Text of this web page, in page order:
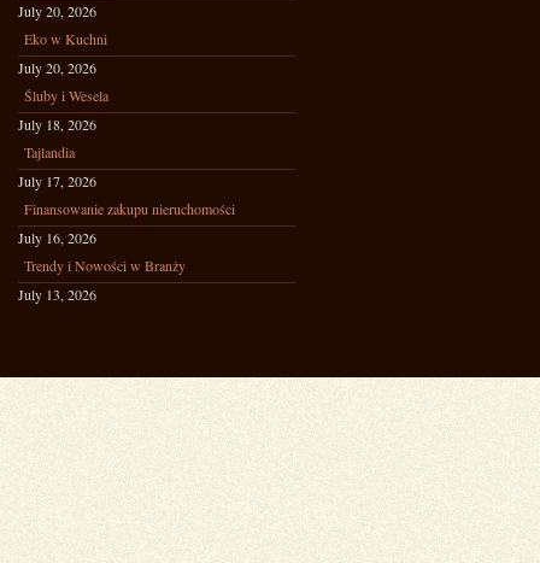
July 20, 2026
Eko w Kuchni
July 20, 2026
Śluby i Wesela
July 18, 2026
Tajlandia
July 17, 2026
Finansowanie zakupu nieruchomości
July 16, 2026
Trendy i Nowości w Branży
July 13, 2026